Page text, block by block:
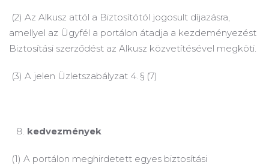
(2) Az Alkusz attól a Biztosítótól jogosult díjazásra,
amellyel az Ügyfél a portálon átadja a kezdeményezést
Biztosítási szerződést az Alkusz közvetítésével megköti.
(3) A jelen Üzletszabályzat 4. § (7)
kedvezmények
(1) A portálon meghirdetett egyes biztosítási